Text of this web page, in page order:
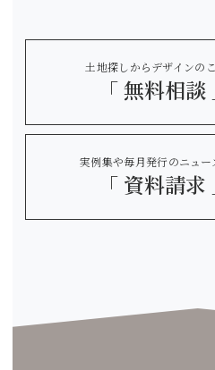
土地探しからデザインの
「 無料相談
実例集や毎月発行のニュ
「 資料請求